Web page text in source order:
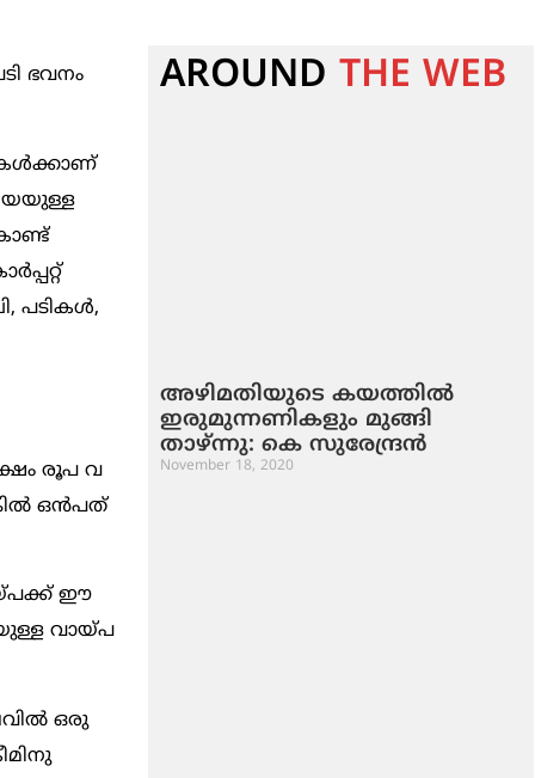
ഭവനം
പടികള്‍,
രൂപ വ
ഒന്‍പത്‌
ഈ
വായ്‌പ
ഒരു
AROUND THE WEB
അഴിമതിയുടെ കയത്തില്‍
ഇരുമുന്നണികളും മുങ്ങി
താഴ്ന്നു: കെ സുരേന്ദ്രന്‍
November 18, 2020